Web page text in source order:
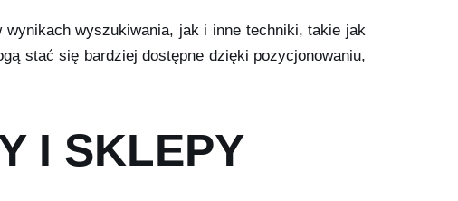
wyszukiwania, jak i inne techniki, takie jak
stać się bardziej dostępne dzięki pozycjonowaniu,
I SKLEPY